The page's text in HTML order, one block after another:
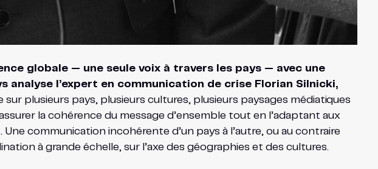
globale — une seule voix à travers les pays — avec une
l’expert en communication de crise Florian Silnicki,
plusieurs pays, plusieurs cultures, plusieurs paysages médiatiques
la cohérence du message d’ensemble tout en l’adaptant aux
communication incohérente d’un pays à l’autre, ou au contraire
à grande échelle, sur l’axe des géographies et des cultures.